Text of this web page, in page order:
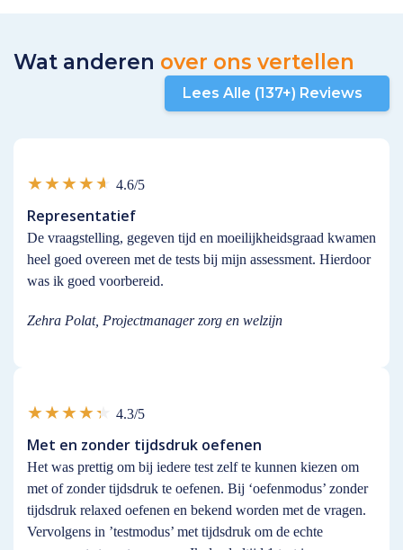
Wat anderen over ons vertellen
Lees Alle (137+) Reviews
4.6/5
Representatief
De vraagstelling, gegeven tijd en moeilijkheidsgraad kwamen
heel goed overeen met de tests bij mijn assessment. Hierdoor
was ik goed voorbereid.
Zehra Polat, Projectmanager zorg en welzijn
4.3/5
Met en zonder tijdsdruk oefenen
Het was prettig om bij iedere test zelf te kunnen kiezen om
met of zonder tijdsdruk te oefenen. Bij ‘oefenmodus’ zonder
tijdsdruk relaxed oefenen en bekend worden met de vragen.
Vervolgens in ’testmodus’ met tijdsdruk om de echte